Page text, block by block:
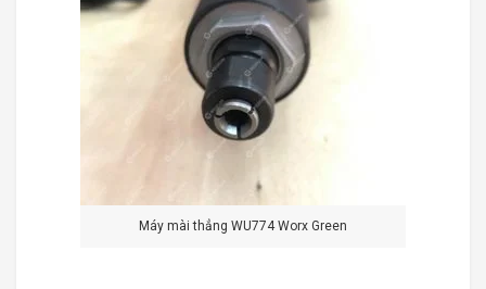
Máy mài thẳng WU774 Worx Green